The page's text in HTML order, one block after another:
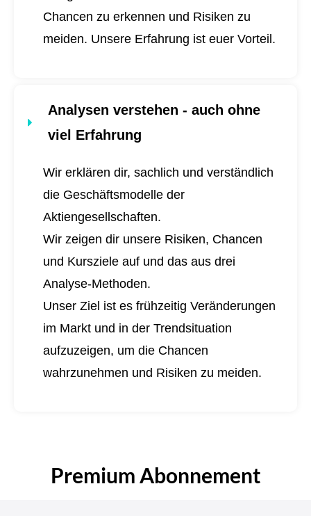
Chancen zu erkennen und Risiken zu
meiden. Unsere Erfahrung ist euer Vorteil.
Analysen verstehen - auch ohne
viel Erfahrung
Wir erklären dir, sachlich und verständlich
die Geschäftsmodelle der
Aktiengesellschaften.
Wir zeigen dir unsere Risiken, Chancen
und Kursziele auf und das aus drei
Analyse-Methoden.
Unser Ziel ist es frühzeitig Veränderungen
im Markt und in der Trendsituation
aufzuzeigen, um die Chancen
wahrzunehmen und Risiken zu meiden.
Premium Abonnement